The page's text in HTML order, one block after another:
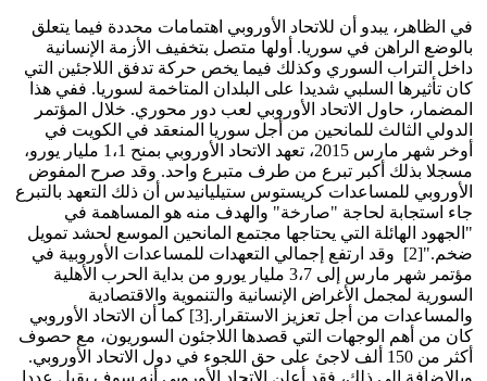
في الظاهر، يبدو أن للاتحاد الأوروبي اهتمامات محددة فيما يتعلق
بالوضع الراهن في سوريا. أولها متصل بتخفيف الأزمة الإنسانية
داخل التراب السوري وكذلك فيما يخص حركة تدفق اللاجئين التي
كان تأثيرها السلبي شديدا على البلدان المتاخمة لسوريا. ففي هذا
المضمار، حاول الاتحاد الأوروبي لعب دور محوري. خلال المؤتمر
الدولي الثالث للمانحين من أجل سوريا المنعقد في الكويت في
أوخر شهر مارس 2015، تعهد الاتحاد الأوروبي بمنح 1،1 مليار يورو،
مسجلا بذلك أكبر تبرع من طرف متبرع واحد. وقد صرح المفوض
الأوروبي للمساعدات كريستوس ستيليانيدس أن ذلك التعهد بالتبرع
جاء استجابة لحاجة "صارخة" والهدف منه هو المساهمة في
"الجهود الهائلة التي يحتاجها مجتمع المانحين الموسع لحشد تمويل
ضخم."[2] وقد ارتفع إجمالي التعهدات للمساعدات الأوروبية في
مؤتمر شهر مارس إلى 3،7 مليار يورو من بداية الحرب الأهلية
السورية لمجمل الأغراض الإنسانية والتنموية والاقتصادية
والمساعدات من أجل تعزيز الاستقرار.[3] كما أن الاتحاد الأوروبي
كان من أهم الوجهات التي قصدها اللاجئون السوريون، مع حصوف
أكثر من 150 ألف لاجئ على حق اللجوء في دول الاتحاد الأوروبي.